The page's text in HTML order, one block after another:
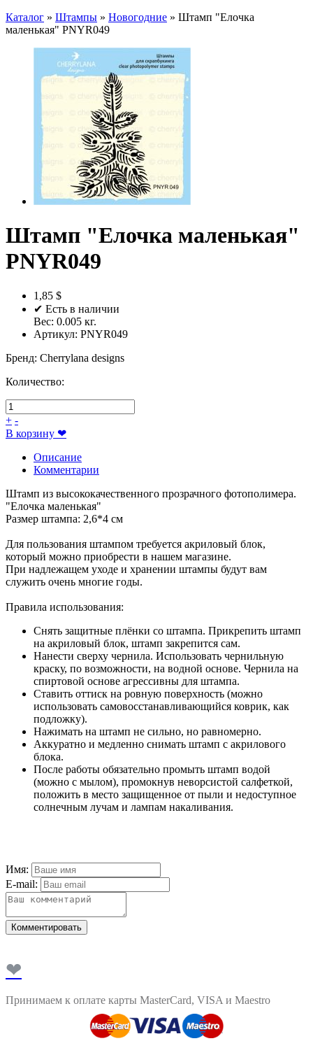
Каталог » Штампы » Новогодние » Штамп "Елочка
маленькая" PNYR049
Штамп "Елочка маленькая"
PNYR049
1,85 $
✔ Есть в наличии
Вес: 0.005 кг.
Артикул: PNYR049
Бренд: Cherrylana designs
Количество:
+ -
В корзину ❤
Описание
Комментарии
Штамп из высококачественного прозрачного фотополимера.
"Елочка маленькая"
Размер штампа: 2,6*4 см
Для пользования штампом требуется акриловый блок,
который можно приобрести в нашем магазине.
При надлежащем уходе и хранении штампы будут вам
служить очень многие годы.
Правила использования:
Снять защитные плёнки со штампа. Прикрепить штамп
на акриловый блок, штамп закрепится сам.
Нанести сверху чернила. Использовать чернильную
краску, по возможности, на водной основе. Чернила на
спиртовой основе агрессивны для штампа.
Ставить оттиск на ровную поверхность (можно
использовать самовосстанавливающийся коврик, как
подложку).
Нажимать на штамп не сильно, но равномерно.
Аккуратно и медленно снимать штамп с акрилового
блока.
После работы обязательно промыть штамп водой
(можно с мылом), промокнув неворсистой салфеткой,
положить в место защищенное от пыли и недоступное
солнечным лучам и лампам накаливания.
Имя:
E-mail:
Комментировать
❤
Принимаем к оплате карты MasterCard, VISA и Maestro